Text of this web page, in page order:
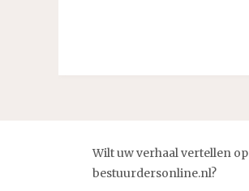
Wilt uw verhaal vertellen op
bestuurdersonline.nl?